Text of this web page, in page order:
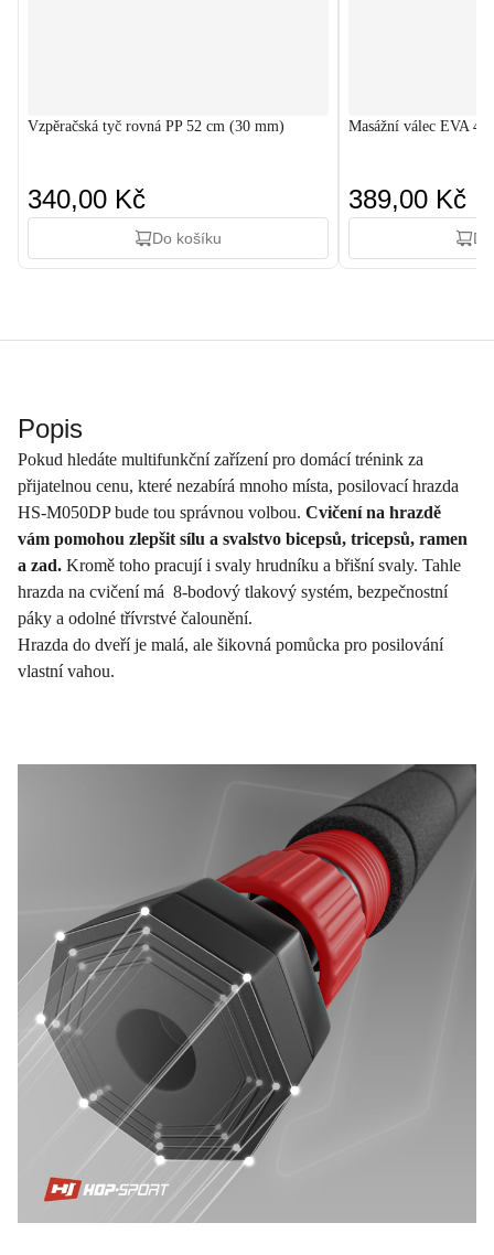
Vzpěračská tyč rovná PP 52 cm (30 mm)
340,00 Kč
Do košíku
Masážní válec EVA
389,00 Kč
Popis
Pokud hledáte multifunkční zařízení pro domácí trénink za
přijatelnou cenu, které nezabírá mnoho místa, posilovací hrazda
HS-M050DP bude tou správnou volbou. Cvičení na hrazdě
vám pomohou zlepšit sílu a svalstvo bicepsů, tricepsů, ramen
a zad. Kromě toho pracují i svaly hrudníku a břišní svaly. Tahle
hrazda na cvičení má 8-bodový tlakový systém, bezpečnostní
páky a odolné třívrstvé čalounění.
Hrazda do dveří je malá, ale šikovná pomůcka pro posilování
vlastní vahou.